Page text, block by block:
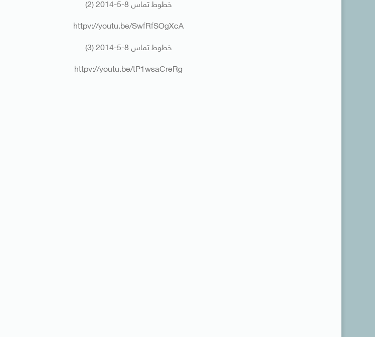
خطوط تماس 8-5-2014 (2)
httpv://youtu.be/SwfRfSOgXcA
خطوط تماس 8-5-2014 (3)
httpv://youtu.be/tP1wsaCreRg